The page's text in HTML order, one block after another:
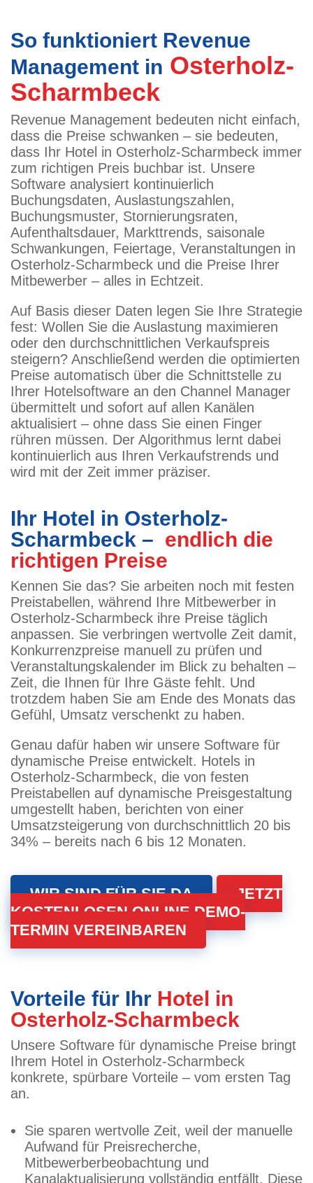
So funktioniert Revenue
Management in Osterholz-
Scharmbeck
Revenue Management bedeuten nicht einfach,
dass die Preise schwanken – sie bedeuten,
dass Ihr Hotel in Osterholz-Scharmbeck immer
zum richtigen Preis buchbar ist. Unsere
Software analysiert kontinuierlich
Buchungsdaten, Auslastungszahlen,
Buchungsmuster, Stornierungsraten,
Aufenthaltsdauer, Markttrends, saisonale
Schwankungen, Feiertage, Veranstaltungen in
Osterholz-Scharmbeck und die Preise Ihrer
Mitbewerber – alles in Echtzeit.
Auf Basis dieser Daten legen Sie Ihre Strategie
fest: Wollen Sie die Auslastung maximieren
oder den durchschnittlichen Verkaufspreis
steigern? Anschließend werden die optimierten
Preise automatisch über die Schnittstelle zu
Ihrer Hotelsoftware an den Channel Manager
übermittelt und sofort auf allen Kanälen
aktualisiert – ohne dass Sie einen Finger
rühren müssen. Der Algorithmus lernt dabei
kontinuierlich aus Ihren Verkaufstrends und
wird mit der Zeit immer präziser.
Ihr Hotel in Osterholz-
Scharmbeck – endlich die
richtigen Preise
Kennen Sie das? Sie arbeiten noch mit festen
Preistabellen, während Ihre Mitbewerber in
Osterholz-Scharmbeck ihre Preise täglich
anpassen. Sie verbringen wertvolle Zeit damit,
Konkurrenzpreise manuell zu prüfen und
Veranstaltungskalender im Blick zu behalten –
Zeit, die Ihnen für Ihre Gäste fehlt. Und
trotzdem haben Sie am Ende des Monats das
Gefühl, Umsatz verschenkt zu haben.
Genau dafür haben wir unsere Software für
dynamische Preise entwickelt. Hotels in
Osterholz-Scharmbeck, die von festen
Preistabellen auf dynamische Preisgestaltung
umgestellt haben, berichten von einer
Umsatzsteigerung von durchschnittlich 20 bis
34% – bereits nach 6 bis 12 Monaten.
WIR SIND FÜR SIE DA
JETZT
KOSTENLOSEN ONLINE DEMO-
TERMIN VEREINBAREN
Vorteile für Ihr Hotel in
Osterholz-Scharmbeck
Unsere Software für dynamische Preise bringt
Ihrem Hotel in Osterholz-Scharmbeck
konkrete, spürbare Vorteile – vom ersten Tag
an.
Sie sparen wertvolle Zeit, weil der manuelle
Aufwand für Preisrecherche,
Mitbewerberbeobachtung und
Kanalaktualisierung vollständig entfällt. Diese